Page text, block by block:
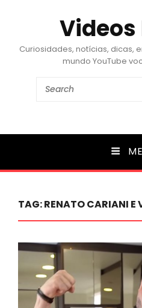
Curiosidades, notícias, dicas,
mundo YouTube
Search
TAG:RENATO CARIANI E